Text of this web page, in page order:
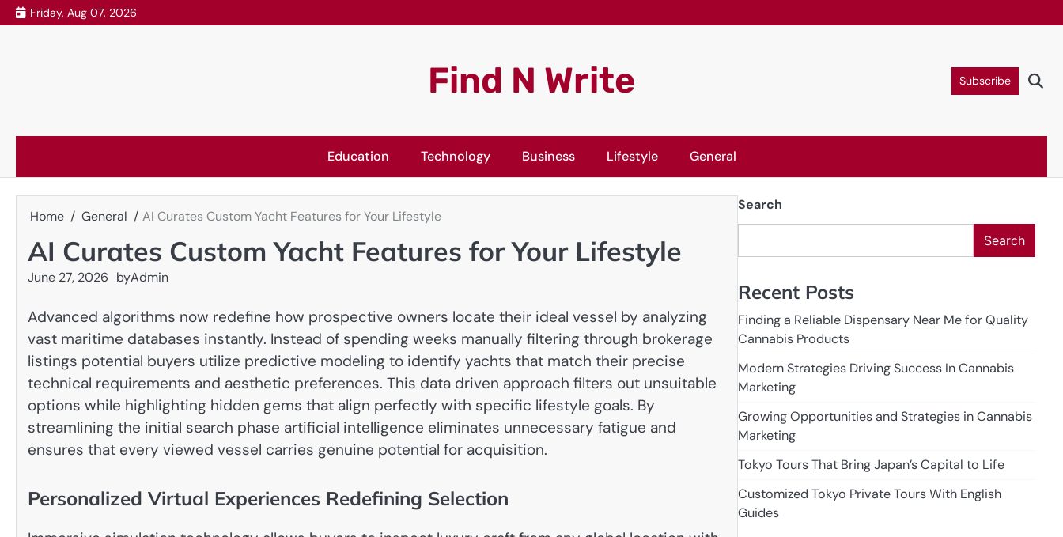
Skip
to
Friday, Aug 07, 2026
Find N Write Subscribe
Education Technology Business Lifestyle General
Home General AI Curates Custom Yacht Features for Your Lifestyle
AI Curates Custom Yacht Features for Your Lifestyle
June 27, 2026 byAdmin
Advanced algorithms now redefine how prospective owners locate their ideal vessel by analyzing
vast maritime databases instantly. Instead of spending weeks manually filtering through brokerage
listings potential buyers utilize predictive modeling to identify yachts that match their precise
technical requirements and aesthetic preferences. This data driven approach filters out unsuitable
options while highlighting hidden gems that align perfectly with specific lifestyle goals. By
streamlining the initial search phase artificial intelligence eliminates unnecessary fatigue and
ensures that every viewed vessel carries genuine potential for acquisition.
Personalized Virtual Experiences Redefining Selection
Search
Search
Recent Posts
Finding a Reliable Dispensary Near Me for Quality
Cannabis Products
Modern Strategies Driving Success In Cannabis
Marketing
Growing Opportunities and Strategies in Cannabis
Marketing
Tokyo Tours That Bring Japan’s Capital to Life
Customized Tokyo Private Tours With English
Guides